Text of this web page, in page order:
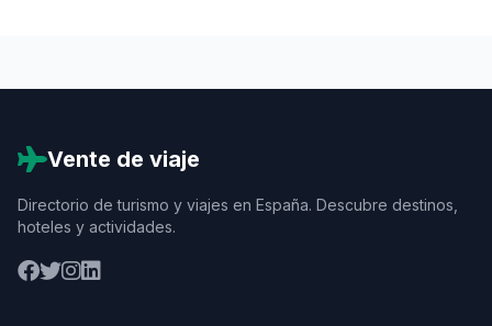
Vente de viaje
Directorio de turismo y viajes en España. Descubre destinos,
hoteles y actividades.